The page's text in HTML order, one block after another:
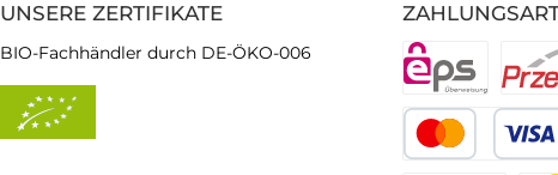
UNSERE ZERTIFIKATE
BIO-Fachhändler durch DE-ÖKO-006